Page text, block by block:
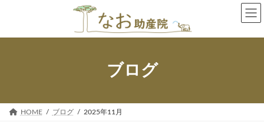
ン
ー
ブログ
HOME ブログ 2025年11月